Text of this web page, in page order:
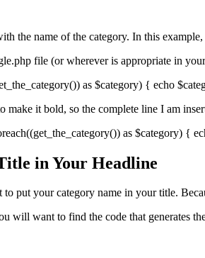
the name of the category. In this example,
file (or wherever is appropriate in
as $category) { echo
make it bold, so the complete line I am
as $category) {
in Your Headline
to put your category name in your title.
will want to find the code that generates